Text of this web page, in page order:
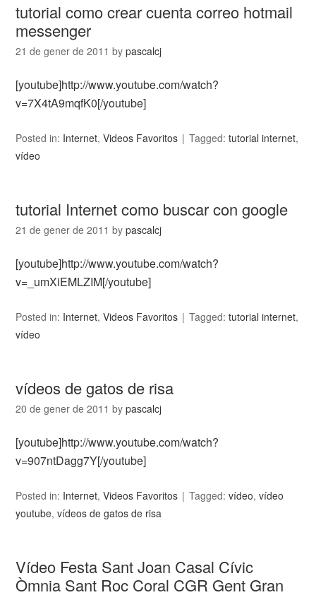
tutorial como crear cuenta correo hotmail
messenger
21 de gener de 2011 bypascalcj
[youtube]http://www.youtube.com/watch?
v=7X4tA9mqfK0[/youtube]
Posted in: Internet,Videos Favoritos Tagged:tutorial internet,
vídeo
tutorial Internet como buscar con google
21 de gener de 2011 bypascalcj
[youtube]http://www.youtube.com/watch?
v=_umXiEMLZIM[/youtube]
Posted in: Internet,Videos Favoritos Tagged:tutorial internet,
vídeo
vídeos de gatos de risa
20 de gener de 2011 bypascalcj
[youtube]http://www.youtube.com/watch?
v=907ntDagg7Y[/youtube]
Posted in: Internet,Videos Favoritos Tagged:vídeo,vídeo
youtube,vídeos de gatos de risa
Vídeo Festa Sant Joan Casal Cívic
Òmnia Sant Roc Coral CGR Gent Gran